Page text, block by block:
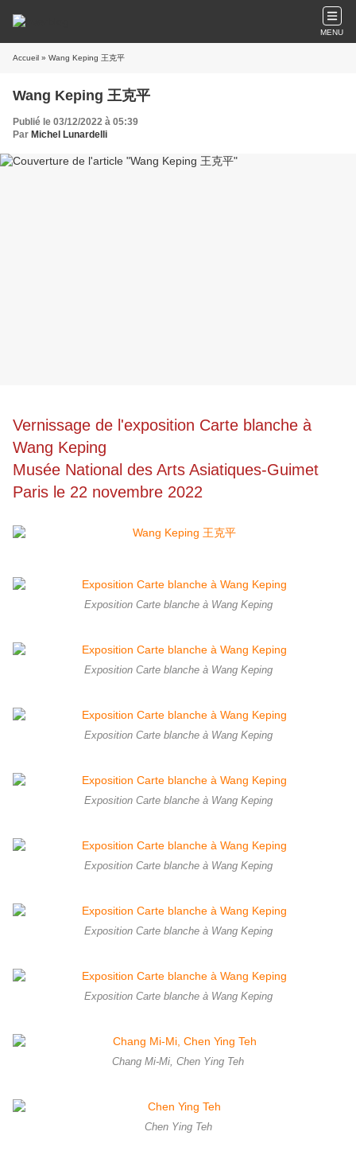
MENU
Accueil » Wang Keping 王克平
Wang Keping 王克平
Publié le 03/12/2022 à 05:39
Par Michel Lunardelli
Vernissage de l'exposition Carte blanche à
Wang Keping
Musée National des Arts Asiatiques-Guimet
Paris le 22 novembre 2022
Exposition Carte blanche à Wang Keping
Exposition Carte blanche à Wang Keping
Exposition Carte blanche à Wang Keping
Exposition Carte blanche à Wang Keping
Exposition Carte blanche à Wang Keping
Exposition Carte blanche à Wang Keping
Exposition Carte blanche à Wang Keping
Chang Mi-Mi, Chen Ying Teh
Chen Ying Teh